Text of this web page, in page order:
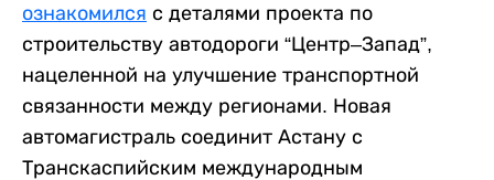
ознакомился с деталями проекта по
строительству автодороги “Центр–Запад”,
нацеленной на улучшение транспортной
связанности между регионами. Новая
автомагистраль соединит Астану с
Транскаспийским международным